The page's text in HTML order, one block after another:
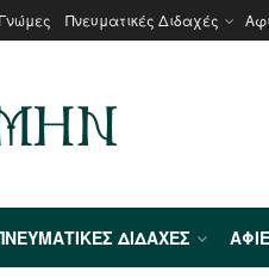
Πνευματικές Διδαχές
ΔΙΔΑΧΈΣ